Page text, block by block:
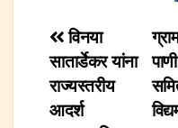
Post
विनया
सातार्डेकर यांना
राज्यस्तरीय
आदर्श